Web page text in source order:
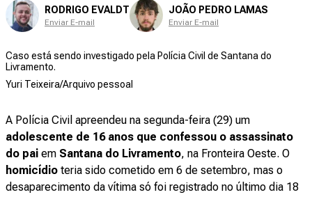
RODRIGO EVALDT
Enviar E-mail
JOÃO PEDRO LAMAS
Enviar E-mail
Caso está sendo investigado pela Polícia Civil de Santana do
Livramento.
Yuri Teixeira/Arquivo pessoal
A Polícia Civil apreendeu na segunda-feira (29) um
adolescente de 16 anos que confessou o assassinato
do pai em Santana do Livramento, na Fronteira Oeste. O
homicídio teria sido cometido em 6 de setembro, mas o
desaparecimento da vítima só foi registrado no último dia 18